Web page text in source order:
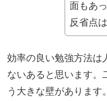
面もあっ
反省点
効率の良い勉強方法は
ないあると思います。
う大きな壁がありま